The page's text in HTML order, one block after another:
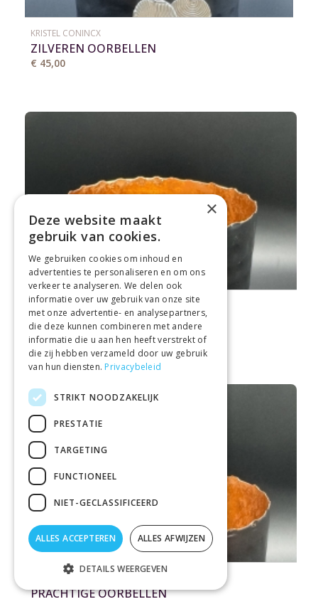
KRISTEL CONINCX
ZILVEREN OORBELLEN
€ 45,00
KRISTEL CONINCX
MOOIE OORBELLEN
€ 75,00
KRISTEL CONINCX
PRACHTIGE OORBELLEN
×
Deze website maakt
gebruik van cookies.
We gebruiken cookies om inhoud en
advertenties te personaliseren en om ons
verkeer te analyseren. We delen ook
informatie over uw gebruik van onze site
met onze advertentie- en analysepartners,
die deze kunnen combineren met andere
informatie die u aan hen heeft verstrekt of
die zij hebben verzameld door uw gebruik
van hun diensten. Privacybeleid
STRIKT NOODZAKELIJK
PRESTATIE
TARGETING
FUNCTIONEEL
NIET-GECLASSIFICEERD
ALLES ACCEPTEREN ALLES AFWIJZEN
DETAILS WEERGEVEN